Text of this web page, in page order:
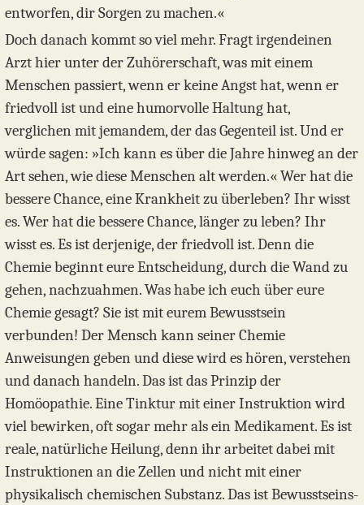
entworfen, dir Sorgen zu machen.«
Doch danach kommt so viel mehr. Fragt irgendeinen
Arzt hier unter der Zuhörerschaft, was mit einem
Menschen passiert, wenn er keine Angst hat, wenn er
friedvoll ist und eine humorvolle Haltung hat,
verglichen mit jemandem, der das Gegenteil ist. Und er
würde sagen: »Ich kann es über die Jahre hinweg an der
Art sehen, wie diese Menschen alt werden.« Wer hat die
bessere Chance, eine Krankheit zu überleben? Ihr wisst
es. Wer hat die bessere Chance, länger zu leben? Ihr
wisst es. Es ist derjenige, der friedvoll ist. Denn die
Chemie beginnt eure Entscheidung, durch die Wand zu
gehen, nachzuahmen. Was habe ich euch über eure
Chemie gesagt? Sie ist mit eurem Bewusstsein
verbunden! Der Mensch kann seiner Chemie
Anweisungen geben und diese wird es hören, verstehen
und danach handeln. Das ist das Prinzip der
Homöopathie. Eine Tinktur mit einer Instruktion wird
viel bewirken, oft sogar mehr als ein Medikament. Es ist
reale, natürliche Heilung, denn ihr arbeitet dabei mit
Instruktionen an die Zellen und nicht mit einer
physikalisch chemischen Substanz. Das ist Bewusstseins-